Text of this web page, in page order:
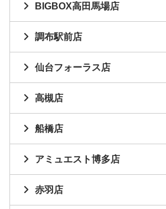
BIGBOX高田馬場店
調布駅前店
仙台フォーラス店
高槻店
船橋店
アミュエスト博多店
赤羽店